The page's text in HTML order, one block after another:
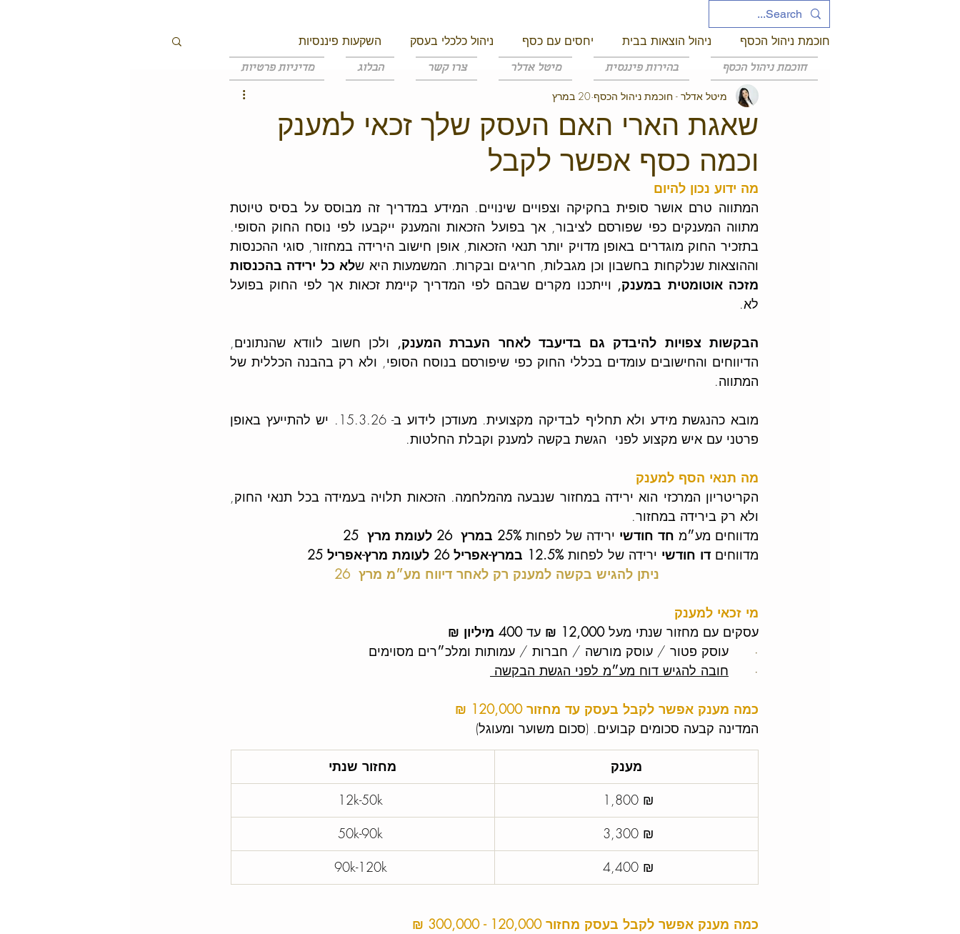
חוכמת ניהול הכסף ניהול הוצאות בבית יחסים עם כסף ניהול כלכלי בעסק השקעות פיננסיות
ניהול סיכונים כלכליים זהות יזמית
שאגת הארי האם העסק שלך זכאי למענק
וכמה כסף אפשר לקבל
מיטל אדלר - חוכמת ניהול הכסף 20 במרץ
מה ידוע נכון להיום
וההוצאות שנלקחות בחשבון וכן מגבלות, חריגים ובקרות. המשמעות היא ש
מזכה אוטומטית במענק,
לא.
הבקשות צפויות להיבדק גם בדיעבד לאחר העברת המענק,
המתווה.
פרטני עם איש מקצוע לפני  הגשת בקשה למענק וקבלת החלטות.
מה תנאי הסף למענק
ולא רק בירידה במחזור.
מדווחים מע״מ חד חודשי ירידה של לפחות 25% במרץ  26 לעומת מרץ  25
מדווחים דו חודשי ירידה של לפחות 12.5% במרץ-אפריל 26 לעומת מרץ-אפריל 25
ניתן להגיש בקשה למענק רק לאחר דיווח מע״מ מרץ  26
מי זכאי למענק
עסקים עם מחזור שנתי מעל 12,000 ₪ עד 400 מיליון ₪
· עוסק פטור / עוסק מורשה / חברות / עמותות ומלכ״רים מסוימים
· חובה להגיש דוח מע״מ לפני הגשת הבקשה
כמה מענק אפשר לקבל בעסק עד מחזור 120,000 ₪
המדינה קבעה סכומים קבועים. (סכום משוער ומעוגל)
מענק
מחזור שנתי
1,800 ₪
12k-50k
3,300 ₪
50k-90k
4,400 ₪
90k-120k
כמה מענק אפשר לקבל בעסק מחזור 120,000 - 300,000 ₪
חוכמת ניהול הכסף בהירות פיננסית מיטל אדלר צרו קשר הבלוג מדיניות פרטיות